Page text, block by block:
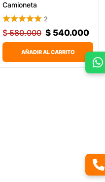
Camioneta
2
$580.000 $ 540.000
AÑADIR AL CARRITO